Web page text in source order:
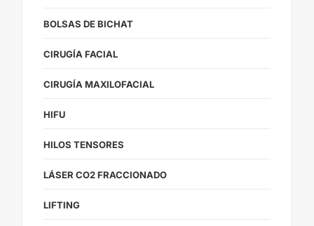
BOLSAS DE BICHAT
CIRUGÍA FACIAL
CIRUGÍA MAXILOFACIAL
HIFU
HILOS TENSORES
LÁSER CO2 FRACCIONADO
LIFTING